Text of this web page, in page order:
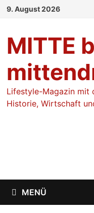
Zum
9. August 2026
MITTE
Lifestyle-Magazin mit
Historie, Wirtschaft
MENÜ